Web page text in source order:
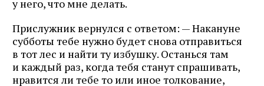
у него, что мне делать.
Прислужник вернулся с ответом: — Накануне
субботы тебе нужно будет снова отправиться
в тот лес и найти ту избушку. Останься там
и каждый раз, когда тебя станут спрашивать,
нравится ли тебе то или иное толкование,